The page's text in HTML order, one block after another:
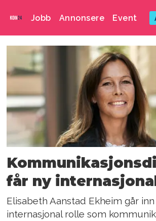
Jobb Annonsere Event
Emne:
elisabeth
aanstad
ekheim
får ny
Elisabeth Aanstad Ekheim går
internasjonal rolle som